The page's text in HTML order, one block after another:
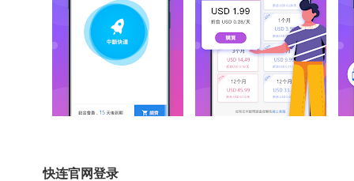
快连官网登录